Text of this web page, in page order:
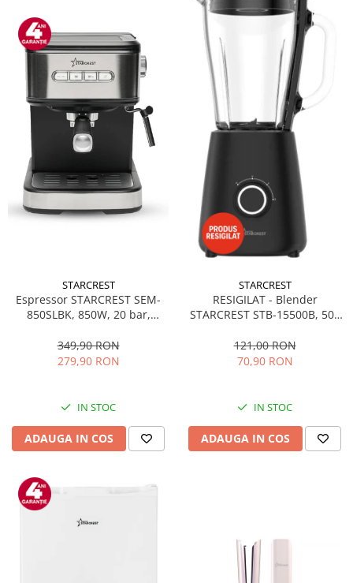
STARCREST
Espressor STARCREST SEM-
850SLBK, 850W, 20 bar,
dispozitiv spumare, filtru
dublu din inox, Negru/Inox
349,90 RON
279,90 RON
IN STOC
ADAUGA IN COS
STARCREST
RESIGILAT - Blender
STARCREST STB-15500B, 500
Pulse, Negru
121,00 RON
70,90 RON
IN STOC
ADAUGA IN COS